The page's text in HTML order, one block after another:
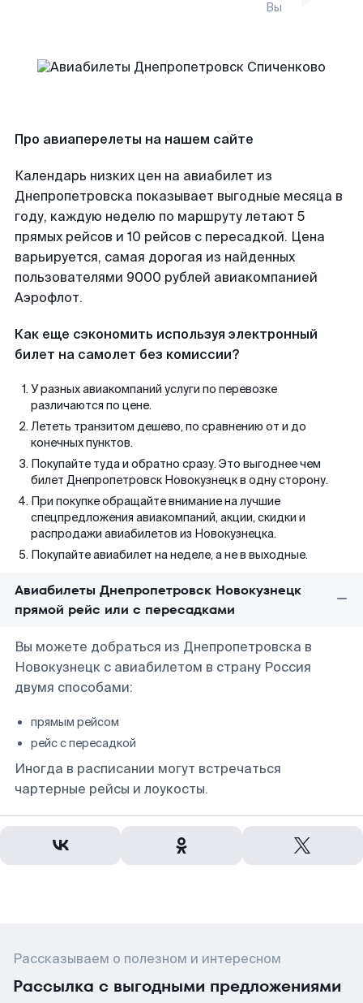
Вы
Про авиаперелеты на нашем сайте
Календарь низких цен на авиабилет из
Днепропетровска показывает выгодные месяца в
году, каждую неделю по маршруту летают 5
прямых рейсов и 10 рейсов с пересадкой. Цена
варьируется, самая дорогая из найденных
пользователями 9000 рублей авиакомпанией
Аэрофлот.
Как еще сэкономить используя электронный
билет на самолет без комиссии?
У разных авиакомпаний услуги по перевозке
различаются по цене.
Лететь транзитом дешево, по сравнению от и до
конечных пунктов.
Покупайте туда и обратно сразу. Это выгоднее чем
билет Днепропетровск Новокузнецк в одну сторону.
При покупке обращайте внимание на лучшие
спецпредложения авиакомпаний, акции, скидки и
распродажи авиабилетов из Новокузнецка.
Покупайте авиабилет на неделе, а не в выходные.
Авиабилеты Днепропетровск Новокузнецк
прямой рейс или с пересадками
Вы можете добраться из Днепропетровска в
Новокузнецк с авиабилетом в страну Россия
двумя способами:
прямым рейсом
рейс с пересадкой
Иногда в расписании могут встречаться
чартерные рейсы и лоукосты.
Рассказываем о полезном и интересном
Рассылка с выгодными предложениями